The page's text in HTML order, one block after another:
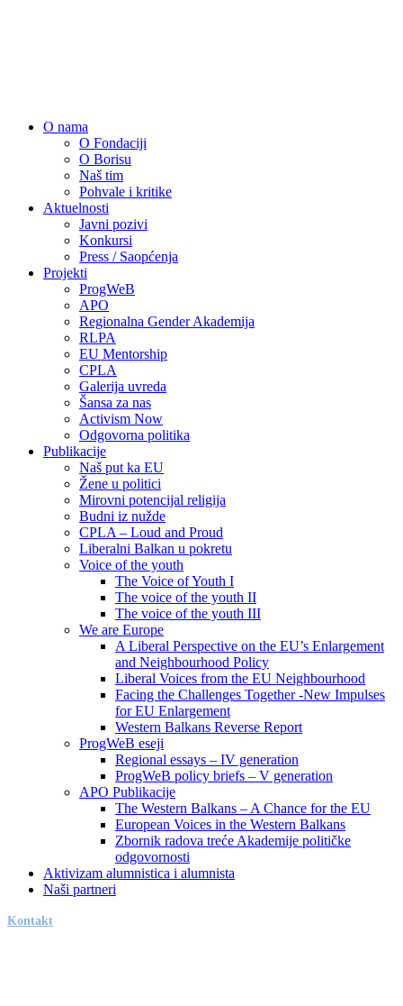
O nama
O Fondaciji
O Borisu
Naš tim
Pohvale i kritike
Aktuelnosti
Javni pozivi
Konkursi
Press / Saopćenja
Projekti
ProgWeB
APO
Regionalna Gender Akademija
RLPA
EU Mentorship
CPLA
Galerija uvreda
Šansa za nas
Activism Now
Odgovorna politika
Publikacije
Naš put ka EU
Žene u politici
Mirovni potencijal religija
Budni iz nužde
CPLA – Loud and Proud
Liberalni Balkan u pokretu
Voice of the youth
The Voice of Youth I
The voice of the youth II
The voice of the youth III
We are Europe
A Liberal Perspective on the EU’s Enlargement
and Neighbourhood Policy
Liberal Voices from the EU Neighbourhood
Facing the Challenges Together -New Impulses
for EU Enlargement
Western Balkans Reverse Report
ProgWeB eseji
Regional essays – IV generation
ProgWeB policy briefs – V generation
APO Publikacije
The Western Balkans – A Chance for the EU
European Voices in the Western Balkans
Zbornik radova treće Akademije političke
odgovornosti
Aktivizam alumnistica i alumnista
Naši partneri
Kontakt